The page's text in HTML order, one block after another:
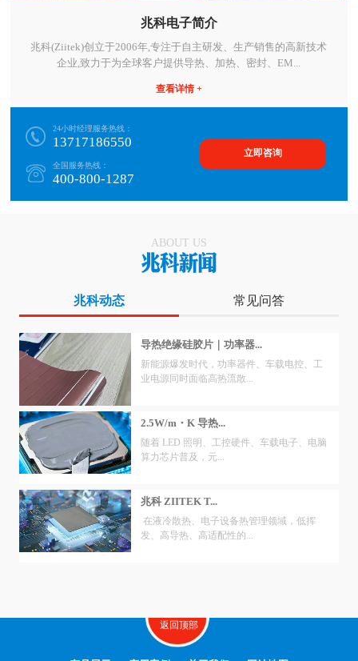
兆科电子简介
兆科(Ziitek)创立于2006年,专注于自主研发、生产销售的高新技术
企业,致力于为全球客户提供导热、加热、密封、EM...
查看详情 +
24小时经理服务热线：
13717186550
全国服务热线：
400-800-1287
立即咨询
ABOUT US
兆科动态 常见问答
导热绝缘硅胶片｜功率器...
新能源爆发时代，功率器件、车载电控、工
业电源同时面临高热流散...
2.5W/m・K 导热...
随着 LED 照明、工控硬件、车载电子、电脑
算力芯片普及，元...
兆科 ZIITEK T...
在液冷散热、电子设备热管理领域，低挥
发、高导热、高适配性的...
返回顶部